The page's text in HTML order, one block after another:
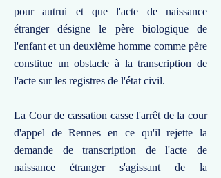
pour autrui et que l'acte de naissance
étranger désigne le père biologique de
l'enfant et un deuxième homme comme père
constitue un obstacle à la transcription de
l'acte sur les registres de l'état civil.
La Cour de cassation casse l'arrêt de la cour
d'appel de Rennes en ce qu'il rejette la
demande de transcription de l'acte de
naissance étranger s'agissant de la